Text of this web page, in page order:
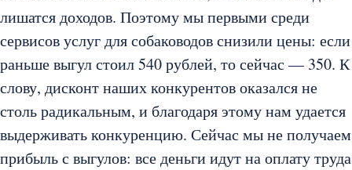
лишатся доходов. Поэтому мы первыми среди
сервисов услуг для собаководов снизили цены: если
раньше выгул стоил 540 рублей, то сейчас — 350. К
слову, дисконт наших конкурентов оказался не
столь радикальным, и благодаря этому нам удается
выдерживать конкуренцию. Сейчас мы не получаем
прибыль с выгулов: все деньги идут на оплату труда